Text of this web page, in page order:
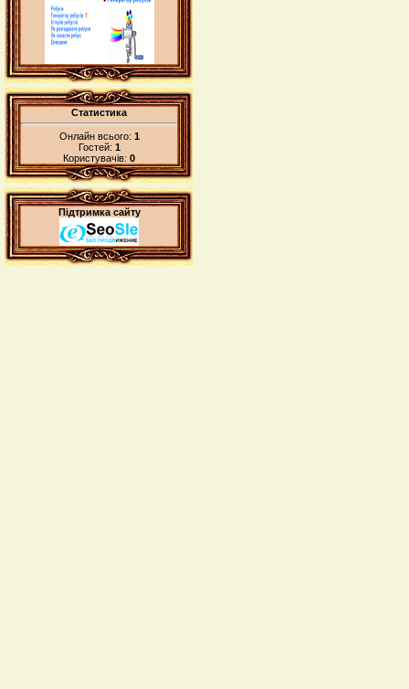
Статистика
Онлайн всього: 1
Гостей: 1
Користувачів: 0
Підтримка сайту